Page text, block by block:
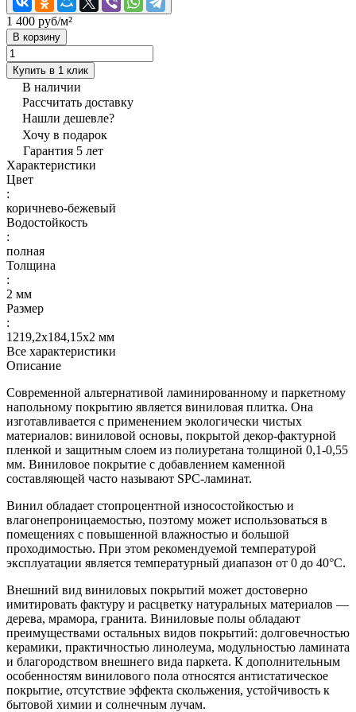
1 400 руб/м²
В корзину
Купить в 1 клик
В наличии
Рассчитать доставку
Нашли дешевле?
Хочу в подарок
Гарантия 5 лет
Характеристики
Цвет
:
коричнево-бежевый
Водостойкость
:
полная
Толщина
:
2 мм
Размер
:
1219,2x184,15x2 мм
Все характеристики
Описание
Современной альтернативой ламинированному и паркетному
напольному покрытию является виниловая плитка. Она
изготавливается с применением экологически чистых
материалов: виниловой основы, покрытой декор-фактурной
пленкой и защитным слоем из полиуретана толщиной 0,1-0,55
мм. Виниловое покрытие с добавлением каменной
составляющей часто называют SPC-ламинат.
Винил обладает стопроцентной износостойкостью и
влагонепроницаемостью, поэтому может использоваться в
помещениях с повышенной влажностью и большой
проходимостью. При этом рекомендуемой температурой
эксплуатации является температурный диапазон от 0 до 40°С.
Внешний вид виниловых покрытий может достоверно
имитировать фактуру и расцветку натуральных материалов —
дерева, мрамора, гранита. Виниловые полы обладают
преимуществами остальных видов покрытий: долговечностью
керамики, практичностью линолеума, модульностью ламината
и благородством внешнего вида паркета. К дополнительным
особенностям винилового пола относятся антистатическое
покрытие, отсутствие эффекта скольжения, устойчивость к
бытовой химии и солнечным лучам.